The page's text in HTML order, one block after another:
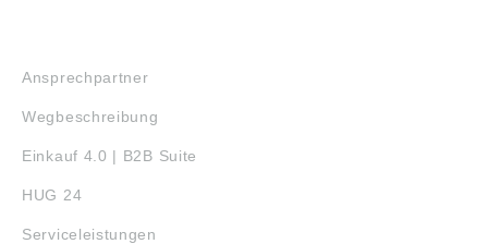
Ansprechpartner
Wegbeschreibung
Einkauf 4.0 | B2B Suite
HUG 24
Serviceleistungen